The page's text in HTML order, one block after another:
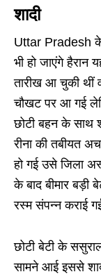
शादी
Uttar Pradesh
भी हो जाएंगे हैरान
तारीख आ चुकी थीं
चौखट पर आ गई
छोटी बहन के साथ
रीना की तबीयत
हो गई उसे जिला
के बाद बीमार बड़ी
रस्म संपन्न कराई
छोटी बेटी के
सामने आई इससे